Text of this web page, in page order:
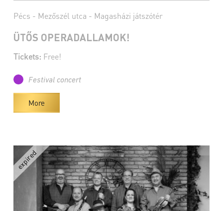
Pécs - Mezőszél utca - Magasházi játszótér
ÜTŐS OPERADALLAMOK!
Tickets: Free!
Festival concert
More